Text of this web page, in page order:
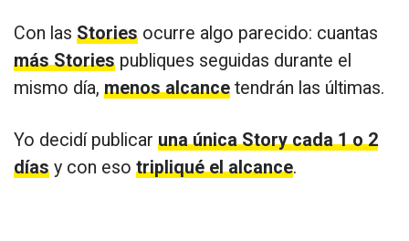
Con las Stories ocurre algo parecido: cuantas
más Stories publiques seguidas durante el
mismo día, menos alcance tendrán las últimas.
Yo decidí publicar una única Story cada 1 o 2
días y con eso tripliqué el alcance.